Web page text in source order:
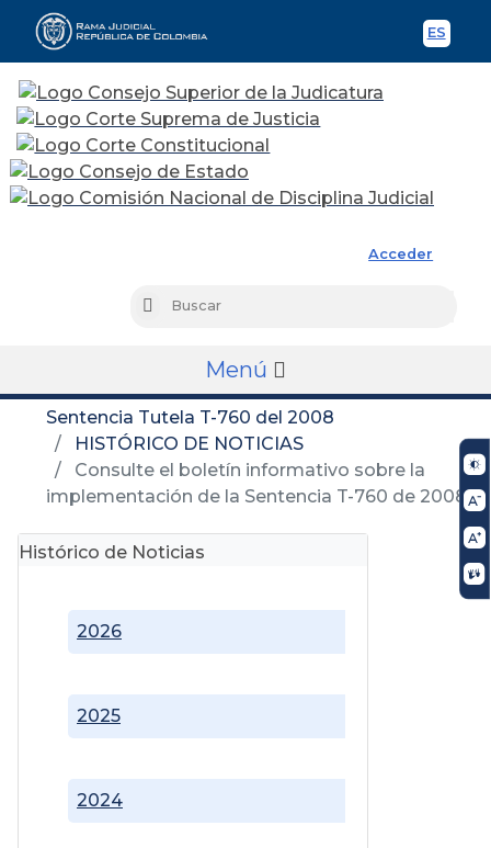
ES
Acceder
Buscar
Menú
Sentencia Tutela T-760 del 2008
HISTÓRICO DE NOTICIAS
Consulte el boletín informativo sobre la
implementación de la Sentencia T-760 de 2008
Histórico de Noticias
2024
2025
2026